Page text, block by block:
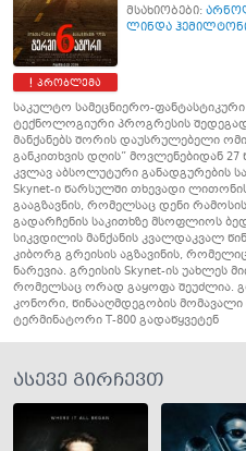
პრობლემა
მსახიობები:
ლინდა
საკულტო სამეცნიერო-ფანტასტიკური
ტექნოლოგიური პროგრესის შედეგად
მანქანებს შორის დაუსრულებელი
განკითხვის დღის” მოვლენებიდან
კვლავ აბსოლუტური განადგურების
Skynet-ი წარსულში თხევადი
გააგზავნის, რომელსაც დენი
გადარჩენის საკითხზე მსოფლიოს
სიკვდილის მანქანის კვალდაკვალ
კიბორგ გრეისის აგზავინის,
ნარევია. გრეისის Skynet-ის უახლეს
რომელსაც ორად გაყოფა შეუძლია.
კონორი, წინააღმდეგობის
ტერმინატორი Т-800 გადაწყვეტენ
ასევე გირჩევთ